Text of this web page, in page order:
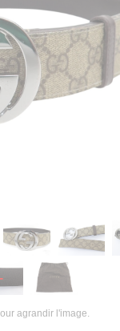
agrandir l'image.